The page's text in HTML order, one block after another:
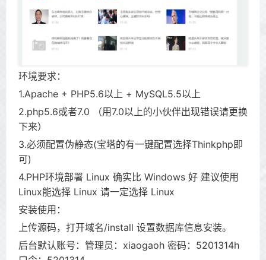
环境要求：
1.Apache + PHP5.6以上 + MySQL5.5以上
2.php5.6或者7.0 （用7.0以上的小伙伴出现错误请更换
下来）
3.必须配置伪静态(宝塔的有一键配置选择Thinkphp即
可)
4.PHP环境部署 Linux 确实比 Windows 好 建议使用
Linux能选择 Linux 请一定选择 Linux
安装使用：
上传源码，打开域名/install 设置数据库信息安装。
后台默认账号：管理员：xiaogaoh 密码：5201314h